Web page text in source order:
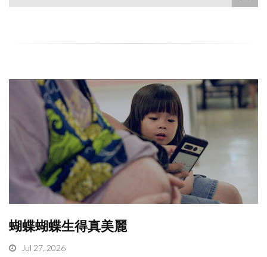
蝴蝶蝴蝶生得真美麗
Jul 27, 2026